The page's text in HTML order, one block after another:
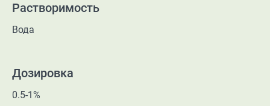
Растворимость
Вода
Дозировка
0.5-1%